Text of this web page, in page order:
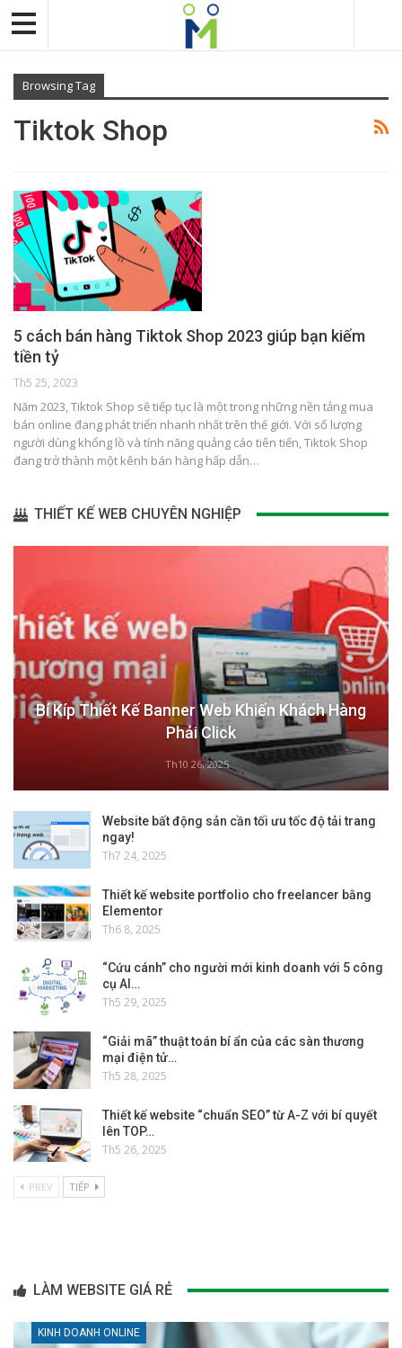
Browsing Tag
Tiktok Shop
5 cách bán hàng Tiktok Shop 2023 giúp bạn kiếm
tiền tỷ
Th5 25, 2023
Năm 2023, Tiktok Shop sẽ tiếp tục là một trong những nền tảng mua
bán online đang phát triển nhanh nhất trên thế giới. Với số lượng
người dùng khổng lồ và tính năng quảng cáo tiên tiến, Tiktok Shop
đang trở thành một kênh bán hàng hấp dẫn…
THIẾT KẾ WEB CHUYÊN NGHIỆP
Bí Kíp Thiết Kế Banner Web Khiến Khách Hàng
Phải Click
Th10 26, 2025
Website bất động sản cần tối ưu tốc độ tải trang
ngay!
Th7 24, 2025
Thiết kế website portfolio cho freelancer bằng
Elementor
Th6 8, 2025
“Cứu cánh” cho người mới kinh doanh với 5 công
cụ AI…
Th5 29, 2025
“Giải mã” thuật toán bí ẩn của các sàn thương
mại điện tử…
Th5 28, 2025
Thiết kế website “chuẩn SEO” từ A-Z với bí quyết
lên TOP…
Th5 26, 2025
PREV TIẾP
LÀM WEBSITE GIÁ RẺ
KINH DOANH ONLINE